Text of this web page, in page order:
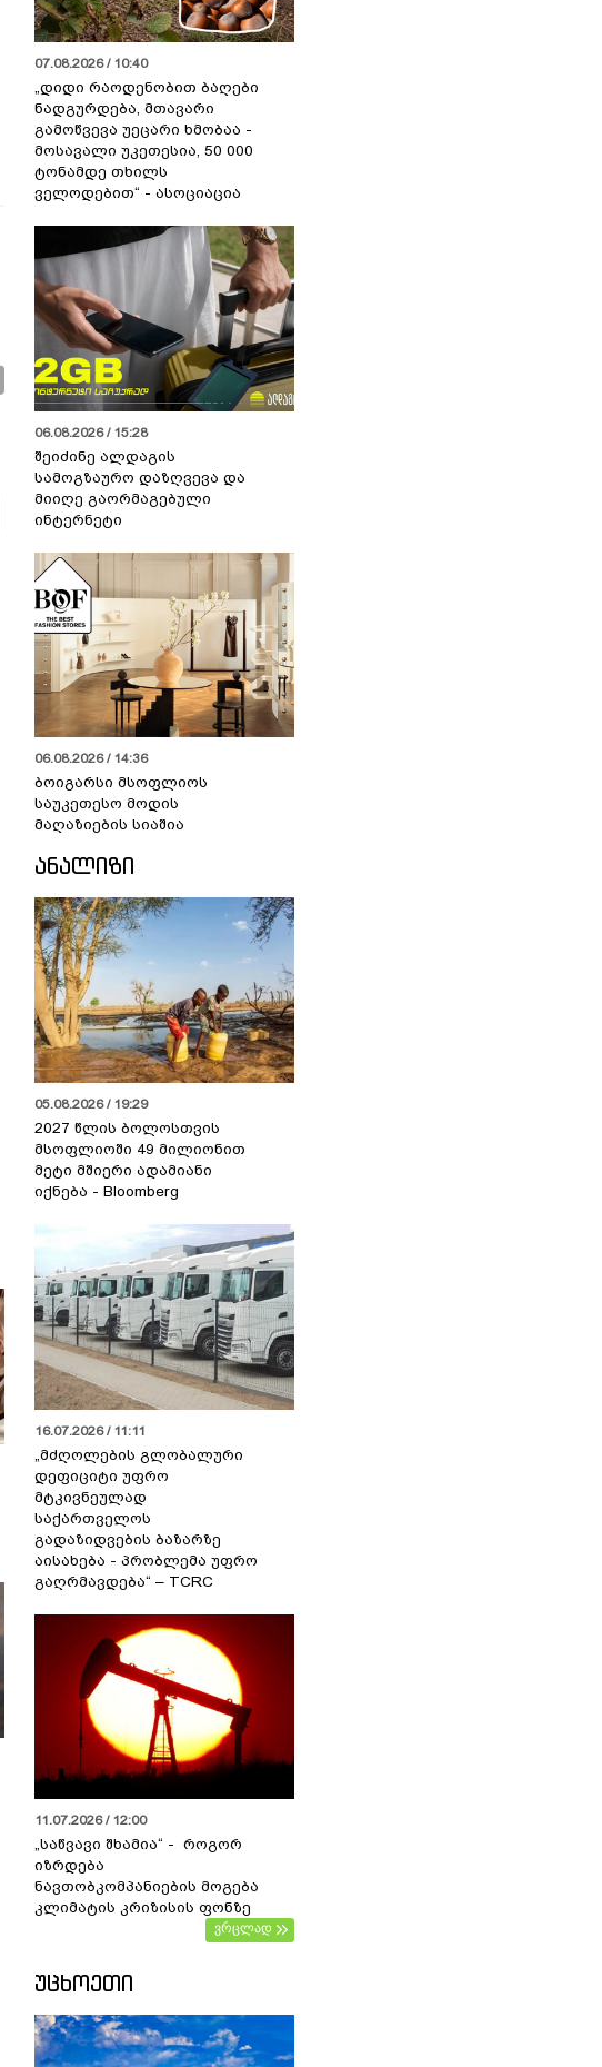
07.08.2026 / 10:40
„დიდი რაოდენობით ბაღები
ნადგურდება, მთავარი
გამოწვევა უეცარი ხმობაა -
მოსავალი უკეთესია, 50 000
ტონამდე თხილს
ველოდებით“ - ასოციაცია
06.08.2026 / 15:28
შეიძინე ალდაგის
სამოგზაურო დაზღვევა და
მიიღე გაორმაგებული
ინტერნეტი
06.08.2026 / 14:36
ბოიგარსი მსოფლიოს
საუკეთესო მოდის
მაღაზიების სიაშია
ᲐᲜᲐᲚᲘᲖᲘ
05.08.2026 / 19:29
2027 წლის ბოლოსთვის
მსოფლიოში 49 მილიონით
მეტი მშიერი ადამიანი
იქნება - Bloomberg
16.07.2026 / 11:11
„მძღოლების გლობალური
დეფიციტი უფრო
მტკივნეულად
საქართველოს
გადაზიდვების ბაზარზე
აისახება - პრობლემა უფრო
გაღრმავდება“ – TCRC
11.07.2026 / 12:00
„საწვავი შხამია“ - როგორ
იზრდება
ნავთობკომპანიების მოგება
კლიმატის კრიზისის ფონზე
ვრცლად
ᲣᲪᲮᲝᲔᲗᲘ